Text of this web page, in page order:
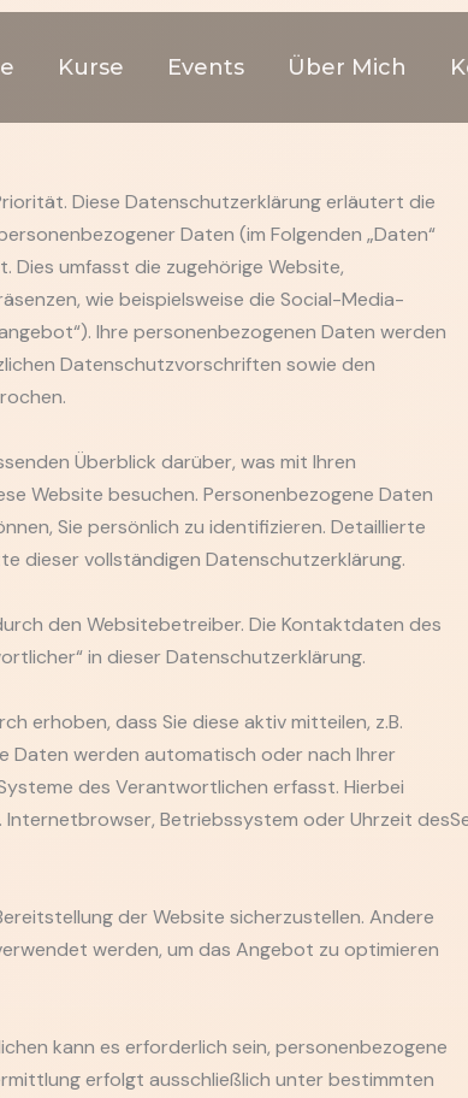
Kurse Events Über Mich
Diese Datenschutzerklärung erläutert die
Daten (im Folgenden „Daten“
Dies umfasst die zugehörige Website,
wie beispielsweise die Social-Media-
Ihre personenbezogenen Daten werden
Datenschutzvorschriften sowie den
Überblick darüber, was mit Ihren
Website besuchen. Personenbezogene Daten
Sie persönlich zu identifizieren. Detaillierte
dieser vollständigen Datenschutzerklärung.
den Websitebetreiber. Die Kontaktdaten des
in dieser Datenschutzerklärung.
erhoben, dass Sie diese aktiv mitteilen, z.B.
Daten werden automatisch oder nach Ihrer
des Verantwortlichen erfasst. Hierbei
Betriebssystem oder Uhrzeit
der Website sicherzustellen. Andere
werden, um das Angebot zu optimieren
kann es erforderlich sein, personenbezogene
erfolgt ausschließlich unter bestimmten